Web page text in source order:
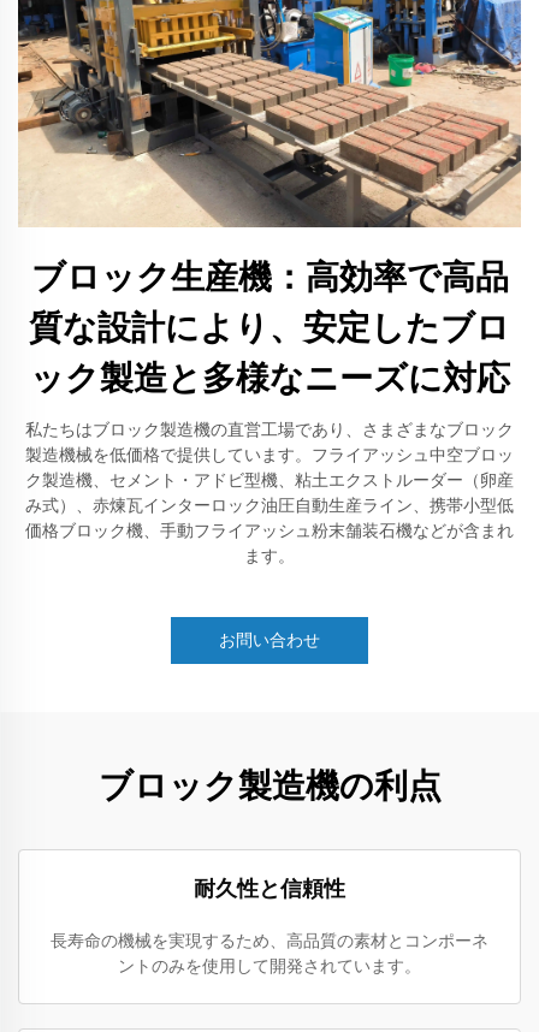
ブロック生産機：高効率で高品
質な設計により、安定したブロ
ック製造と多様なニーズに対応
私たちはブロック製造機の直営工場であり、さまざまなブロック
製造機械を低価格で提供しています。フライアッシュ中空ブロッ
ク製造機、セメント・アドビ型機、粘土エクストルーダー（卵産
み式）、赤煉瓦インターロック油圧自動生産ライン、携帯小型低
価格ブロック機、手動フライアッシュ粉末舗装石機などが含まれ
ます。
お問い合わせ
ブロック製造機の利点
耐久性と信頼性
長寿命の機械を実現するため、高品質の素材とコンポーネ
ントのみを使用して開発されています。